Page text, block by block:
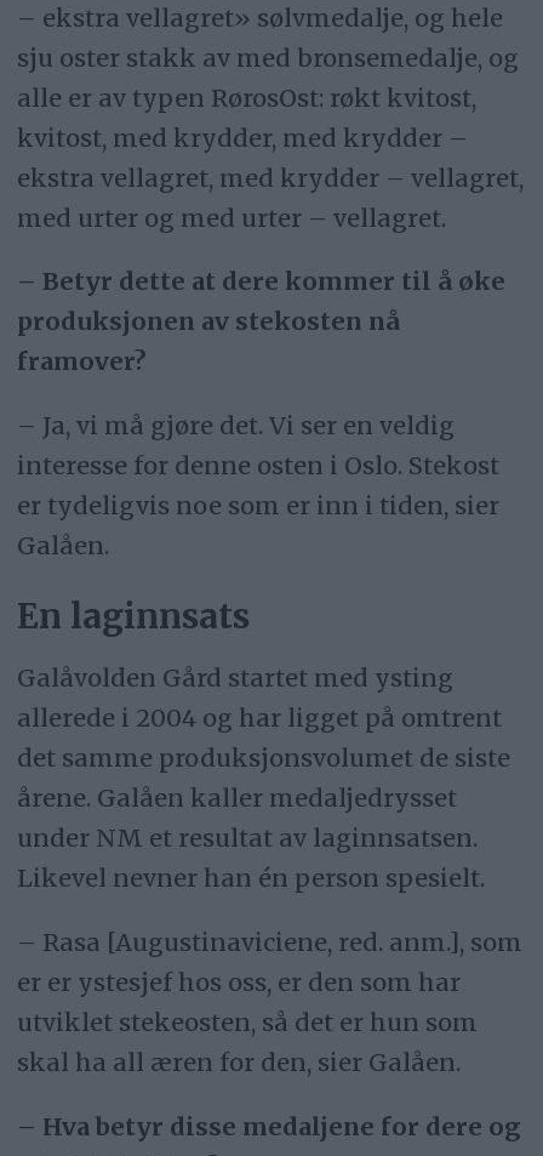
– ekstra vellagret» sølvmedalje, og hele
sju oster stakk av med bronsemedalje, og
alle er av typen RørosOst: røkt kvitost,
kvitost, med krydder, med krydder –
ekstra vellagret, med krydder – vellagret,
med urter og med urter – vellagret.
– Betyr dette at dere kommer til å øke
produksjonen av stekosten nå
framover?
– Ja, vi må gjøre det. Vi ser en veldig
interesse for denne osten i Oslo. Stekost
er tydeligvis noe som er inn i tiden, sier
Galåen.
En laginnsats
Galåvolden Gård startet med ysting
allerede i 2004 og har ligget på omtrent
det samme produksjonsvolumet de siste
årene. Galåen kaller medaljedrysset
under NM et resultat av laginnsatsen.
Likevel nevner han én person spesielt.
– Rasa [Augustinaviciene, red. anm.], som
er er ystesjef hos oss, er den som har
utviklet stekeosten, så det er hun som
skal ha all æren for den, sier Galåen.
– Hva betyr disse medaljene for dere og